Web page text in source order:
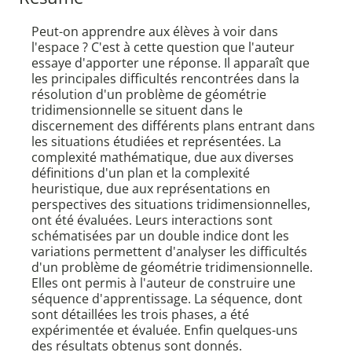
Peut-on apprendre aux élèves à voir dans
l'espace ? C'est à cette question que l'auteur
essaye d'apporter une réponse. Il apparaît que
les principales difficultés rencontrées dans la
résolution d'un problème de géométrie
tridimensionnelle se situent dans le
discernement des différents plans entrant dans
les situations étudiées et représentées. La
complexité mathématique, due aux diverses
définitions d'un plan et la complexité
heuristique, due aux représentations en
perspectives des situations tridimensionnelles,
ont été évaluées. Leurs interactions sont
schématisées par un double indice dont les
variations permettent d'analyser les difficultés
d'un problème de géométrie tridimensionnelle.
Elles ont permis à l'auteur de construire une
séquence d'apprentissage. La séquence, dont
sont détaillées les trois phases, a été
expérimentée et évaluée. Enfin quelques-uns
des résultats obtenus sont donnés.